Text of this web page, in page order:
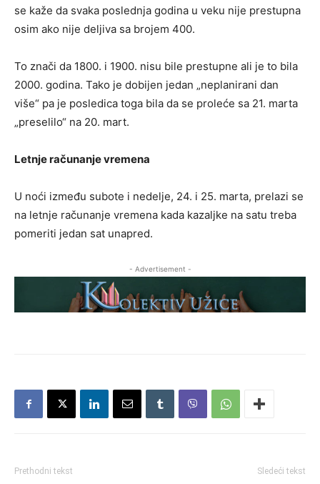
se kaže da svaka poslednja godina u veku nije prestupna
osim ako nije deljiva sa brojem 400.
To znači da 1800. i 1900. nisu bile prestupne ali je to bila
2000. godina. Tako je dobijen jedan „neplanirani dan
više“ pa je posledica toga bila da se proleće sa 21. marta
„preselilo“ na 20. mart.
Letnje računanje vremena
U noći između subote i nedelje, 24. i 25. marta, prelazi se
na letnje računanje vremena kada kazaljke na satu treba
pomeriti jedan sat unapred.
- Advertisement -
Prethodni tekst Sledeći tekst